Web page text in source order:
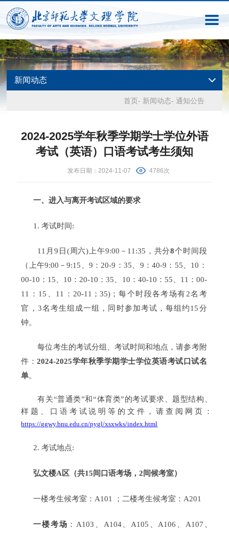
新闻动态
首页- 新闻动态- 通知公告
2024-2025学年秋季学期学士学位外语
考试（英语）口语考试考生须知
发布日期：2024-11-07 4786次
一、进入与离开考试区域的要求
1. 考试时间:
11月9日(周六)上午9:00－11:35，共分8个时间段
（上午9:00－9:15、9：20-9：35、9：40-9：55、10：
00-10：15、10：20-10：35、10：40-10：55、11：00-
11：15、11：20-11；35)；每个时段各考场有2名考
官，3名考生组成一组，同时参加考试，每组约15分
钟。
每位考生的考试分组、考试时间和地点，请参考附
件：2024-2025学年秋季学期学士学位英语考试口试名
单。
有关“普通类”和“体育类”的考试要求、题型结构、
样题、口语考试说明等的文件，请查阅网页：
https://ggwy.bnu.edu.cn/pygl/xsxwks/index.html
2. 考试地点:
弘文楼A区（共15间口语考场，2间候考室）
一楼考生候考室：A101 ； 二楼考生候考室： A201
一楼考场 ：A103、A104、A105、A106、A107、